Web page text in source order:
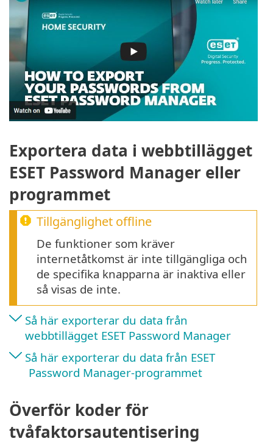
Exportera data i webbtillägget
ESET Password Manager eller
programmet
Tillgänglighet offline
De funktioner som kräver
internetåtkomst är inte tillgängliga och
de specifika knapparna är inaktiva eller
så visas de inte.
Så här exporterar du data från
webbtillägget ESET Password Manager
Så här exporterar du data från ESET
Password Manager-programmet
Överför koder för
tvåfaktorsautentisering